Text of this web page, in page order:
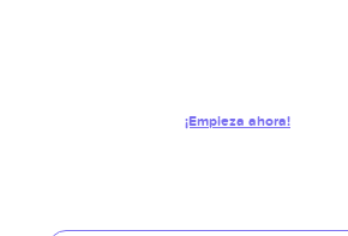
¡Empieza ahora!